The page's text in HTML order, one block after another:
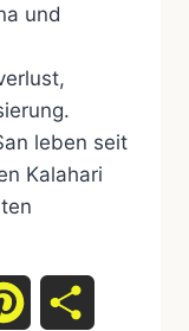
und
leben seit
Kalahari
Pinterest